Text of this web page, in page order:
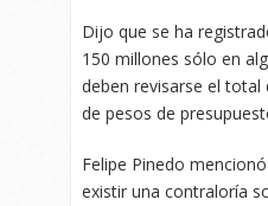
Dijo que se ha
150 millones sólo en
deben revisarse el
de pesos de
Felipe Pinedo
existir una contraloría